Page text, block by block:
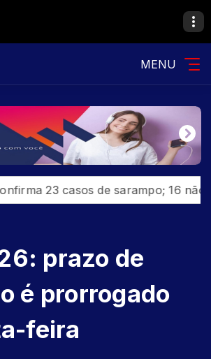
MENU
casos de sarampo; 16 não se
prazo de
é prorrogado
feira